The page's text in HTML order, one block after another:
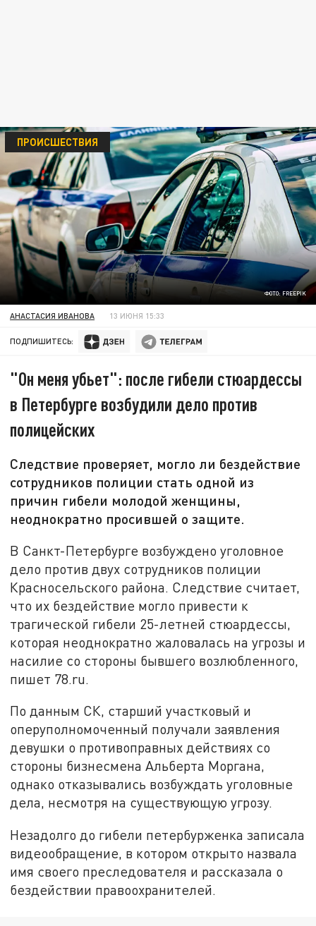
ФОТО: FREEPIK
ПРОИСШЕСТВИЯ
АНАСТАСИЯ ИВАНОВА 13 ИЮНЯ 15:33
ПОДПИШИТЕСЬ:
"Он меня убьет": после гибели стюардессы
в Петербурге возбудили дело против
полицейских
Следствие проверяет, могло ли бездействие
сотрудников полиции стать одной из
причин гибели молодой женщины,
неоднократно просившей о защите.
В Санкт-Петербурге возбуждено уголовное
дело против двух сотрудников полиции
Красносельского района. Следствие считает,
что их бездействие могло привести к
трагической гибели 25-летней стюардессы,
которая неоднократно жаловалась на угрозы и
насилие со стороны бывшего возлюбленного,
пишет 78.ru.
По данным СК, старший участковый и
оперуполномоченный получали заявления
девушки о противоправных действиях со
стороны бизнесмена Альберта Моргана,
однако отказывались возбуждать уголовные
дела, несмотря на существующую угрозу.
Незадолго до гибели петербурженка записала
видеообращение, в котором открыто назвала
имя своего преследователя и рассказала о
бездействии правоохранителей.